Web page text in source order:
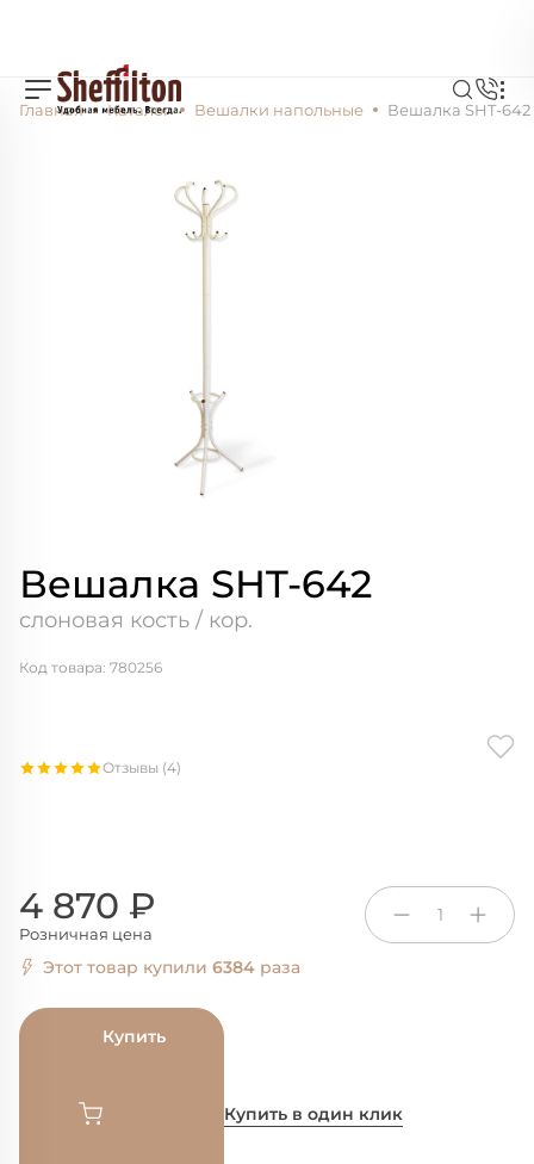
Главная Каталог Вешалки напольные Вешалка SHT-642
Вешалка SHT-642
слоновая кость / кор.
Отзывы (4)
Код товара: 780256
4 870 ₽
Розничная цена
1
Этот товар купили 6384 раза
Купить
Купить в один клик